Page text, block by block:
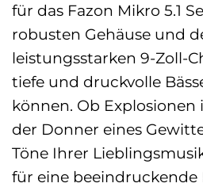
für das Fazon Mikro 5.1
robusten Gehäuse und
leistungsstarken 9-Zoll-
tiefe und druckvolle
können. Ob
der Donner eines
Töne Ihrer
für eine